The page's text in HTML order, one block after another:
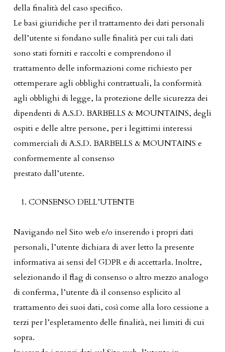
della finalità del caso specifico.
Le basi giuridiche per il trattamento dei dati personali
dell’utente si fondano sulle finalità per cui tali dati
sono stati forniti e raccolti e comprendono il
trattamento delle informazioni come richiesto per
ottemperare agli obblighi contrattuali, la conformità
agli obblighi di legge, la protezione delle sicurezza dei
dipendenti di A.S.D. BARBELLS & MOUNTAINS, degli
ospiti e delle altre persone, per i legittimi interessi
commerciali di A.S.D. BARBELLS & MOUNTAINS e
conformemente al consenso
prestato dall’utente.
CONSENSO DELL’UTENTE
Navigando nel Sito web e/o inserendo i propri dati
personali, l’utente dichiara di aver letto la presente
informativa ai sensi del GDPR e di accettarla. Inoltre,
selezionando il flag di consenso o altro mezzo analogo
di conferma, l’utente dà il consenso esplicito al
trattamento dei suoi dati, così come alla loro cessione a
terzi per l’espletamento delle finalità, nei limiti di cui
sopra.